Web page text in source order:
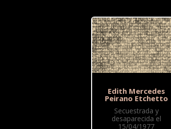
Edith Mercedes
Peirano Etchetto
Secuestrada y
desaparecida el
15/04/1977